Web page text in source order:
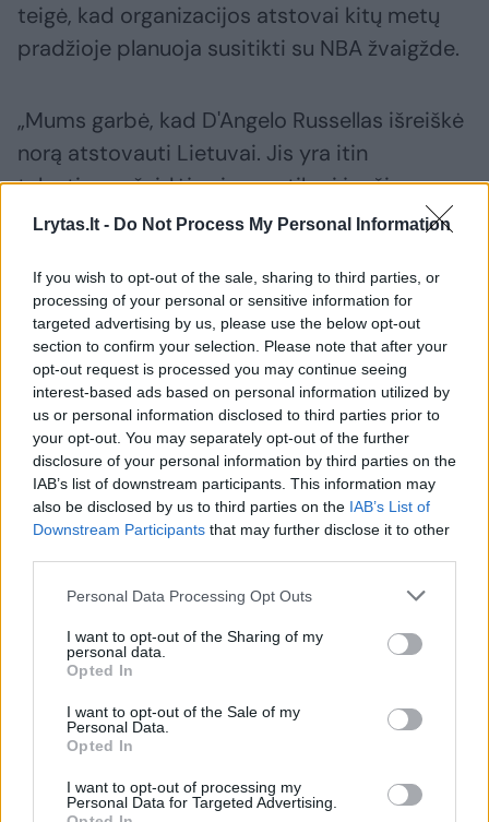
Lrytas.lt - Do Not Process My Personal Information
If you wish to opt-out of the sale, sharing to third parties, or
processing of your personal or sensitive information for
targeted advertising by us, please use the below opt-out
section to confirm your selection. Please note that after your
opt-out request is processed you may continue seeing
interest-based ads based on personal information utilized by
us or personal information disclosed to third parties prior to
your opt-out. You may separately opt-out of the further
disclosure of your personal information by third parties on the
IAB’s list of downstream participants. This information may
also be disclosed by us to third parties on the IAB’s List of
Downstream Participants that may further disclose it to other
Personal Data Processing Opt Outs
I want to opt-out of the Sharing of my
personal data.
Opted In
I want to opt-out of the Sale of my
Personal Data.
Opted In
I want to opt-out of processing my
Personal Data for Targeted Advertising.
teigė, kad organizacijos atstovai kitų metų
pradžioje planuoja susitikti su NBA žvaigžde.
„Mums garbė, kad D'Angelo Russellas išreiškė
norą atstovauti Lietuvai. Jis yra itin
talentingas žaidėjas ir mes tikrai jaučiame
jam pagarbą. Vis dėlto Lietuvos pilietybės
procesas, tad šiuo metu procesas nėra
pradėtas.
Susiję straipsniai
Krepšinio šventė Vilniuje:
išankstinė bilietų prekyba į
KMT finalą